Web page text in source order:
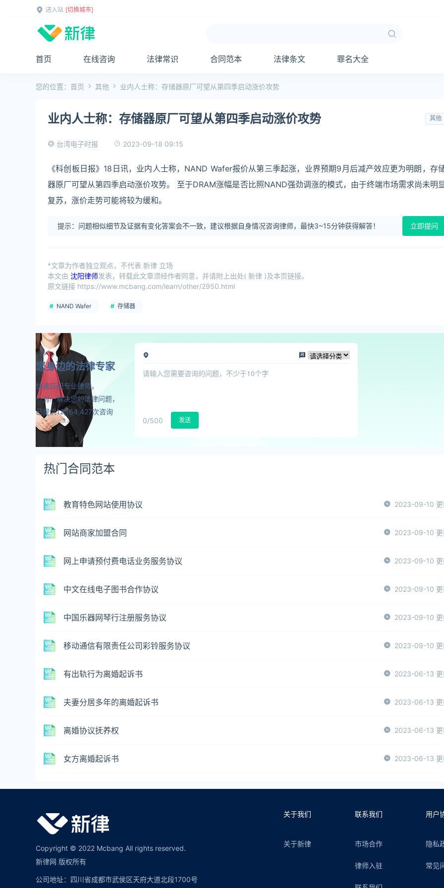
进入站 [切换城市]
首页 在线咨询 法律常识 合同范本 法律条文 罪名大全
您的位置： 首页 其他 业内人士称：存储器原厂可望从第四季启动涨价攻势
业内人士称：存储器原厂可望从第四季启动涨价攻势 其他
台湾电子时报 2023-09-18 09:15
《科创板日报》18日讯，业内人士称，NAND Wafer报价从第三季起涨，业界预期9月后减产效应更为明朗，存
器原厂可望从第四季启动涨价攻势。 至于DRAM涨幅是否比照NAND强劲调涨的模式，由于终端市场需求尚未明
复苏，涨价走势可能将较为缓和。
提示：问题相似细节及证据有变化答案会不一致，建议根据自身情况咨询律师，最快3~15分钟获得解答！ 立即提问
*文章为作者独立观点，不代表 新律 立场
本文由 沈阳律师发表，转载此文章须经作者同意，并请附上出处( 新律 )及本页链接。
原文链接 https://www.mcbang.com/learn/other/2950.html
NAND Wafer 存储器
您身边的法律专家
快速匹配专业律师，
一对一解决您的法律问题，
已提供12,164,427次咨询
0/500 发送
热门合同范本
教育特色网站使用协议 2023-09-10 更
网站商家加盟合同 2023-09-10 更
网上申请预付费电话业务服务协议 2023-09-10 更
中文在线电子图书合作协议 2023-09-10 更
中国乐器网琴行注册服务协议 2023-09-10 更
移动通信有限责任公司彩铃服务协议 2023-09-10 更
有出轨行为离婚起诉书 2023-06-13 更
夫妻分居多年的离婚起诉书 2023-06-13 更
离婚协议抚养权 2023-06-13 更
女方离婚起诉书 2023-06-13 更
Copyright © 2022 Mcbang All rights reserved.
新律网 版权所有
公司地址：四川省成都市武侯区天府大道北段1700号
关于我们
关于新律
联系我们
市场合作
律师入驻
用户
隐私
常见